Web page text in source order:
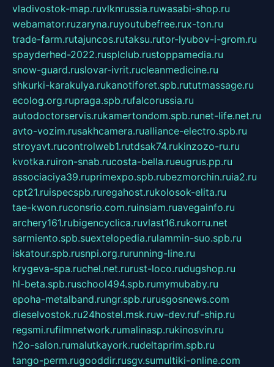
vladivostok-map.ruvlknrussia.ruwasabi-shop.ru
webamator.ruzaryna.ruyoutubefree.rux-ton.ru
trade-farm.rutajuncos.rutaksu.rutor-lyubov-i-grom.ru
spayderhed-2022.rusplclub.rustoppamedia.ru
snow-guard.ruslovar-ivrit.rucleanmedicine.ru
shkurki-karakulya.rukanotiforet.spb.rututmassage.ru
ecolog.org.rupraga.spb.rufalcorussia.ru
autodoctorservis.rukamertondom.spb.runet-life.net.ru
avto-vozim.rusakhcamera.rualliance-electro.spb.ru
stroyavt.rucontrolweb1.rutdsak74.rukinzozo-ru.ru
kvotka.ruiron-snab.rucosta-bella.rueugrus.pp.ru
associaciya39.ruprimexpo.spb.rubezmorchin.ruia2.ru
cpt21.ruispecspb.ruregahost.rukolosok-elita.ru
tae-kwon.ruconsrio.com.ruinsiam.ruavegainfo.ru
archery161.rubigencyclica.ruvlast16.rukorru.net
sarmiento.spb.suextelopedia.rulammin-suo.spb.ru
iskatour.spb.rusnpi.org.rurunning-line.ru
krygeva-spa.ruchel.net.rurust-loco.rudugshop.ru
hl-beta.spb.ruschool494.spb.rumymubaby.ru
epoha-metalband.rungr.spb.rurusgosnews.com
dieselvostok.ru24hostel.msk.ruw-dev.ruf-ship.ru
regsmi.rufilmnetwork.rumalinasp.rukinosvin.ru
h2o-salon.rumalutkayork.rudeltaprim.spb.ru
tango-perm.rugooddir.rusgv.sumultiki-online.com